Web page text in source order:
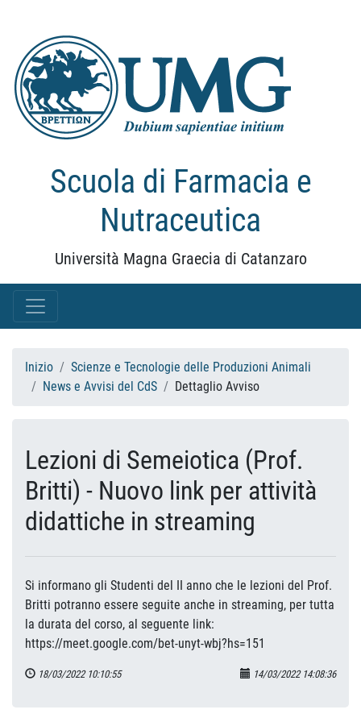
Scuola di Farmacia e
Nutraceutica
Università Magna Graecia di Catanzaro
Inizio
Scienze e Tecnologie delle Produzioni Animali
News e Avvisi del CdS
Dettaglio Avviso
Lezioni di Semeiotica (Prof.
Britti) - Nuovo link per attività
didattiche in streaming
Si informano gli Studenti del II anno che le lezioni del Prof.
Britti potranno essere seguite anche in streaming, per tutta
la durata del corso, al seguente link:
https://meet.google.com/bet-unyt-wbj?hs=151
18/03/2022 10:10:55 14/03/2022 14:08:36